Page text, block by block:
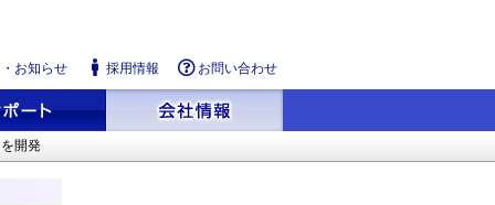
お知らせ 採用情報 お問い合わせ
開発